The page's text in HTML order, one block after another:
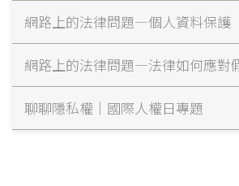
網路上的法律問題—個人資料保護
網路上的法律問題—法律如何應對
聊聊隱私權｜國際人權日專題